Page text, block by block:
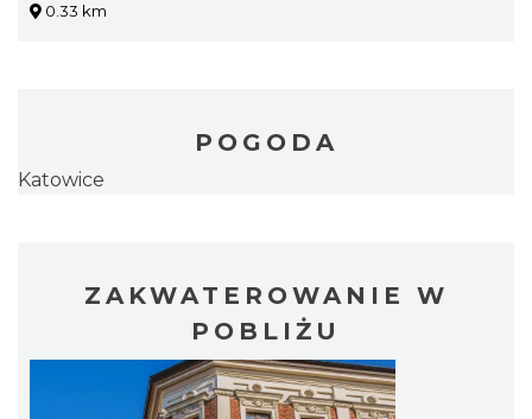
0.33 km
POGODA
Katowice
ZAKWATEROWANIE W
POBLIŻU